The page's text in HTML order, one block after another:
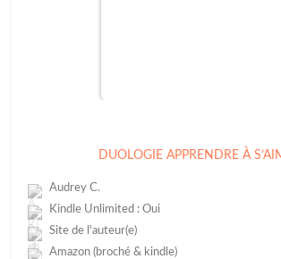
DUOLOGIE APPRENDRE À
Audrey C.
Kindle Unlimited : Oui
Site de l'auteur(e)
Amazon (broché & kindle)